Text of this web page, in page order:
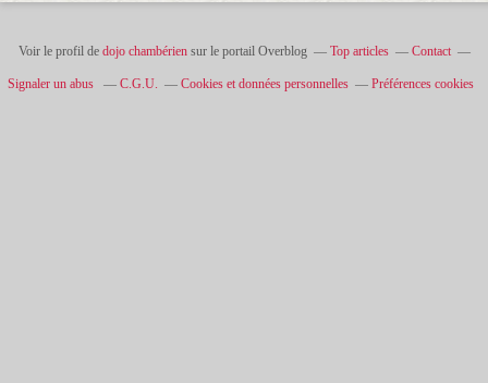
Voir le profil de dojo chambériensur le portail Overblog Top articles Contact
Signaler un abus C.G.U. Cookies et données personnelles Préférences cookies